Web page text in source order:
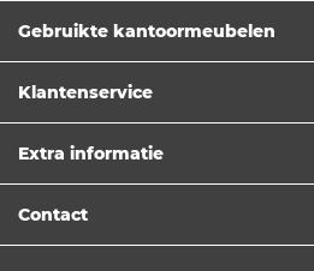
Gebruikte kantoormeubelen
Klantenservice
Extra informatie
Contact